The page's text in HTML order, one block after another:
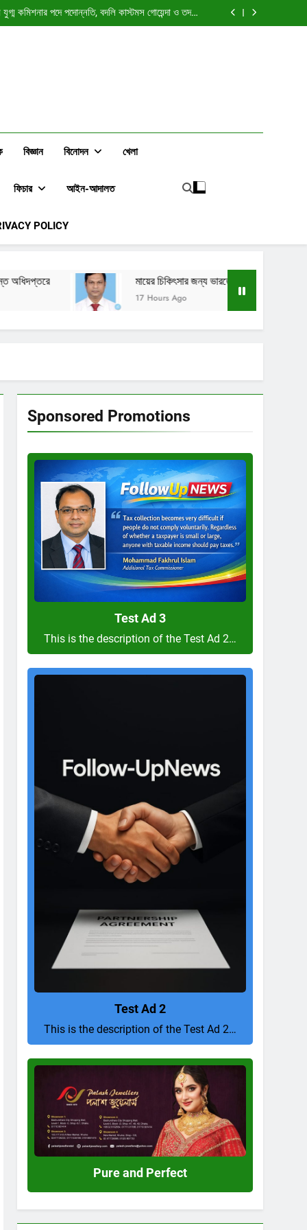
ওঠে?
কমিশনার পদে পদোন্নতি, বদলি কাস্টমস গোয়েন্দা ও তদন্ত
অধিদপ্তরে
চট্টগ্রাম (৪) কর অঞ্চলের অতিরিক্ত সহকারী কর কমিশনার
কমিশনার পদে পদোন্নতি, বদলি কাস্টমস গোয়েন্দা ও তদন্ত
চট্টগ্রাম (৪) কর অঞ্চলের অতিরিক্ত সহকারী কর কমিশনার
বিজ্ঞান বিনোদন খেলা
ফিচার আইন-আদালত
POLICY
মায়ের চিকিৎসার জন্য ভারতে যাচ্ছেন চট্টগ্রাম (৪) কর অঞ্চলের অতিরিক্ত
17 Hours Ago
Sponsored Promotions
Test
Ad
3
Test Ad 3
This is the description of the Test Ad 2…
Test Ad 2
This is the description of the Test Ad 2…
Perfect
Pure and Perfect